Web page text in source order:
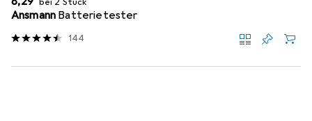
Ansmann Batterietester
144